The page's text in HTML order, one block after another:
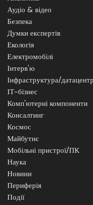
Аудіо & відео
Безпека
Думки експертів
Екологія
Електромобілі
Інтерв'ю
Інфраструктура/
ІТ-бізнес
Комп'ютерні компоненти
Консалтинг
Космос
Майбутнє
Мобільні пристрої/ПК
Наука
Новини
Периферія
Події